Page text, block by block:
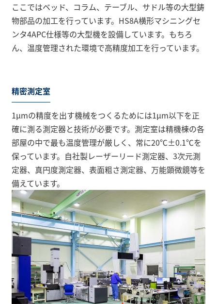
ここではベッド、コラム、テーブル、サドル等の大型鋳
物部品の加工を行っています。HS8A横形マシニングセ
ンタ4APC仕様等の大型機を設備しています。もちろ
ん、温度管理された環境で高精度加工を行っています。
精密測定室
1μmの精度を出す機械をつくるためには1μm以下を正
確に測る測定器と技術が必要です。測定室は精機棟の各
部屋の中で最も温度管理が厳しく、常に20℃±0.1℃を
保っています。自社製レーザーリード測定器、3次元測
定器、真円度測定器、表面粗さ測定器、万能顕微鏡等を
備えています。